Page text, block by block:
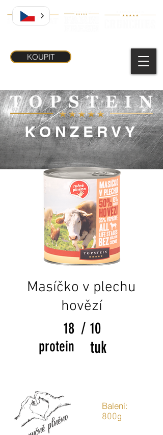
KOUPIT
KONZERVY
Masíčko v plechu
hovězí
Balení:
800g
18 / 10
protein tuk